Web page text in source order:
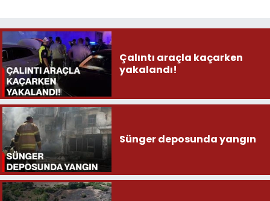
Çalıntı araçla kaçarken
yakalandı!
Sünger deposunda yangın